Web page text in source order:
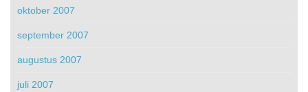
oktober 2007
september 2007
augustus 2007
juli 2007